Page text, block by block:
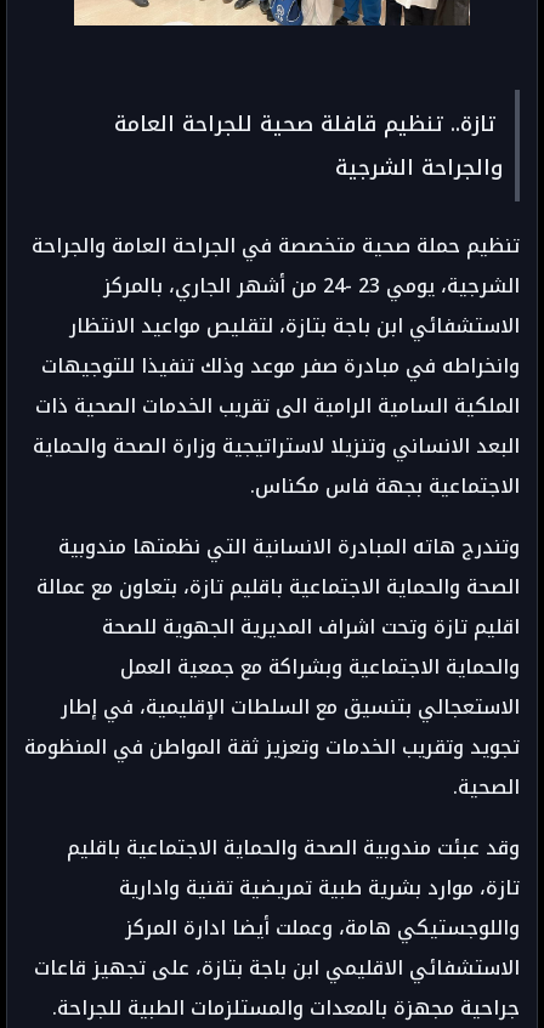
تازة.. تنظيم قافلة صحية للجراحة العامة
والجراحة الشرجية
تنظيم حملة صحية متخصصة في الجراحة العامة والجراحة
الشرجية، يومي 23 -24 من أشهر الجاري، بالمركز
الاستشفائي ابن باجة بتازة، لتقليص مواعيد الانتظار
وانخراطه في مبادرة صفر موعد وذلك تنفيذا للتوجيهات
الملكية السامية الرامية الى تقريب الخدمات الصحية ذات
البعد الانساني وتنزيلا لاستراتيجية وزارة الصحة والحماية
الاجتماعية بجهة فاس مكناس.
وتندرج هاته المبادرة الانسانية التي نظمتها مندوبية
الصحة والحماية الاجتماعية باقليم تازة، بتعاون مع عمالة
اقليم تازة وتحت اشراف المديرية الجهوية للصحة
والحماية الاجتماعية وبشراكة مع جمعية العمل
الاستعجالي بتنسيق مع السلطات الإقليمية، في إطار
تجويد وتقريب الخدمات وتعزيز ثقة المواطن في المنظومة
الصحية.
وقد عبئت مندوبية الصحة والحماية الاجتماعية باقليم
تازة، موارد بشرية طبية تمريضية تقنية وادارية
واللوجستيكي هامة، وعملت أيضا ادارة المركز
الاستشفائي الاقليمي ابن باجة بتازة، على تجهيز قاعات
جراحية مجهزة بالمعدات والمستلزمات الطبية للجراحة.